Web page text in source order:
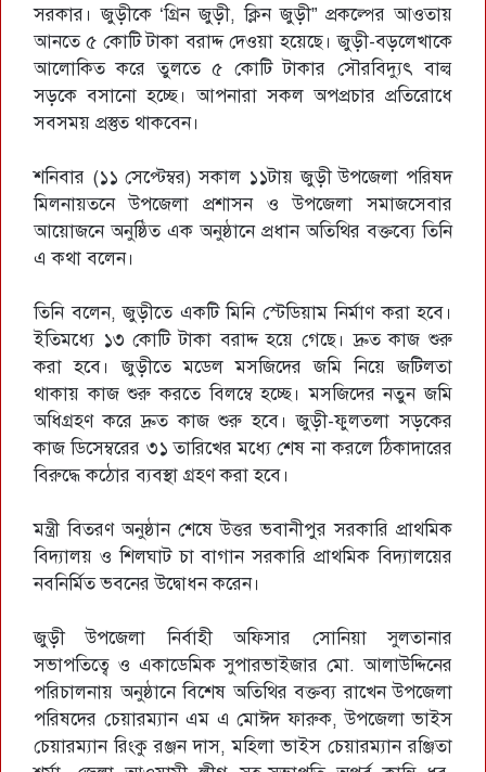
সরকার। জুড়ীকে ‘গ্রিন জুড়ী, ক্লিন জুড়ী” প্রকল্পের আওতায়
আনতে ৫ কোটি টাকা বরাদ্দ দেওয়া হয়েছে। জুড়ী-বড়লেখাকে
আলোকিত করে তুলতে ৫ কোটি টাকার সৌরবিদ্যুৎ বাল্ব
সড়কে বসানো হচ্ছে। আপনারা সকল অপপ্রচার প্রতিরোধে
সবসময় প্রস্তুত থাকবেন।
শনিবার (১১ সেপ্টেম্বর) সকাল ১১টায় জুড়ী উপজেলা পরিষদ
মিলনায়তনে উপজেলা প্রশাসন ও উপজেলা সমাজসেবার
আয়োজনে অনুষ্ঠিত এক অনুষ্ঠানে প্রধান অতিথির বক্তব্যে তিনি
এ কথা বলেন।
তিনি বলেন, জুড়ীতে একটি মিনি স্টেডিয়াম নির্মাণ করা হবে।
ইতিমধ্যে ১৩ কোটি টাকা বরাদ্দ হয়ে গেছে। দ্রুত কাজ শুরু
করা হবে। জুড়ীতে মডেল মসজিদের জমি নিয়ে জটিলতা
থাকায় কাজ শুরু করতে বিলম্বে হচ্ছে। মসজিদের নতুন জমি
অধিগ্রহণ করে দ্রুত কাজ শুরু হবে। জুড়ী-ফুলতলা সড়কের
কাজ ডিসেম্বরের ৩১ তারিখের মধ্যে শেষ না করলে ঠিকাদারের
বিরুদ্ধে কঠোর ব্যবস্থা গ্রহণ করা হবে।
মন্ত্রী বিতরণ অনুষ্ঠান শেষে উত্তর ভবানীপুর সরকারি প্রাথমিক
বিদ্যালয় ও শিলঘাট চা বাগান সরকারি প্রাথমিক বিদ্যালয়ের
নবনির্মিত ভবনের উদ্বোধন করেন।
জুড়ী উপজেলা নির্বাহী অফিসার সোনিয়া সুলতানার
সভাপতিত্বে ও একাডেমিক সুপারভাইজার মো. আলাউদ্দিনের
পরিচালনায় অনুষ্ঠানে বিশেষ অতিথির বক্তব্য রাখেন উপজেলা
পরিষদের চেয়ারম্যান এম এ মোঈদ ফারুক, উপজেলা ভাইস
চেয়ারম্যান রিংকু রঞ্জন দাস, মহিলা ভাইস চেয়ারম্যান রঞ্জিতা